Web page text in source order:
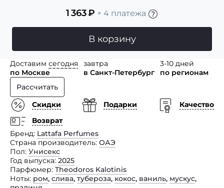
1 363₽ × 4 платежа
В корзину
Доставим сегодня
по Москве
завтра
в Санкт-Петербург
3-10 дней
по регионам
Рассчитать
Скидки
Подарки
Качество
Возврат
Бренд Lattafa Perfumes
Страна производитель ОАЭ
Пол Унисекс
Год выпуска 2025
Парфюмер Theodoros Kalotinis
Ноты ром, слива, тубероза, кокос, ваниль, мускус,